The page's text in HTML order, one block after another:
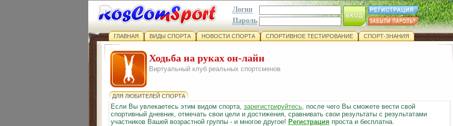
Логин
Пароль
ГЛАВНАЯ ВИДЫ СПОРТА НОВОСТИ СПОРТА СПОРТИВНОЕ ТЕСТИРОВАНИЕ СПОРТ-ЗНАНИЯ
Ходьба на руках он-лайн
Виртуальный клуб реальных спортсменов
ДЛЯ ЛЮБИТЕЛЕЙ СПОРТА
Если Вы увлекаетесь этим видом спорта, зарегистрируйтесь, после чего Вы сможете вести свой
спортивный дневник, отмечать свои цели и достижения, сравнивать свои результаты с результатами
участников Вашей возрастной группы - и многое другое! Регистрация проста и бесплатна.